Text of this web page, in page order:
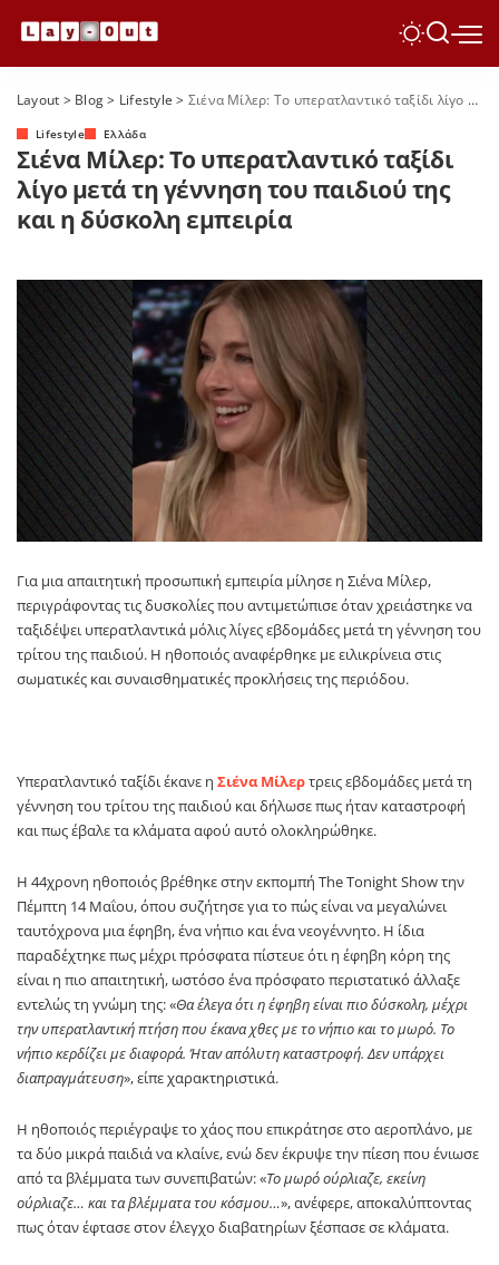
Layout > Blog> Lifestyle > Σιένα Μίλερ: Το υπερατλαντικό ταξίδι λίγο μετά τη γέννηση του παιδιού της και η δύσκολη εμπειρία
Lifestyle Ελλάδα
Σιένα Μίλερ: Το υπερατλαντικό ταξίδι
λίγο μετά τη γέννηση του παιδιού της
και η δύσκολη εμπειρία
Για μια απαιτητική προσωπική εμπειρία μίλησε η Σιένα Μίλερ,
περιγράφοντας τις δυσκολίες που αντιμετώπισε όταν χρειάστηκε να
ταξιδέψει υπερατλαντικά μόλις λίγες εβδομάδες μετά τη γέννηση του
τρίτου της παιδιού. Η ηθοποιός αναφέρθηκε με ειλικρίνεια στις
σωματικές και συναισθηματικές προκλήσεις της περιόδου.
Υπερατλαντικό ταξίδι έκανε η Σιένα Μίλερτρεις εβδομάδες μετά τη
γέννηση του τρίτου της παιδιού και δήλωσε πως ήταν καταστροφή
και πως έβαλε τα κλάματα αφού αυτό ολοκληρώθηκε.
Η 44χρονη ηθοποιός βρέθηκε στην εκπομπή The Tonight Show την
Πέμπτη 14 Μαΐου, όπου συζήτησε για το πώς είναι να μεγαλώνει
ταυτόχρονα μια έφηβη, ένα νήπιο και ένα νεογέννητο. Η ίδια
παραδέχτηκε πως μέχρι πρόσφατα πίστευε ότι η έφηβη κόρη της
είναι η πιο απαιτητική, ωστόσο ένα πρόσφατο περιστατικό άλλαξε
εντελώς τη γνώμη της: «Θα έλεγα ότι η έφηβη είναι πιο δύσκολη, μέχρι
την υπερατλαντική πτήση που έκανα χθες με το νήπιο και το μωρό. Το
νήπιο κερδίζει με διαφορά. Ήταν απόλυτη καταστροφή. Δεν υπάρχει
διαπραγμάτευση», είπε χαρακτηριστικά.
Η ηθοποιός περιέγραψε το χάος που επικράτησε στο αεροπλάνο, με
τα δύο μικρά παιδιά να κλαίνε, ενώ δεν έκρυψε την πίεση που ένιωσε
από τα βλέμματα των συνεπιβατών: «Το μωρό ούρλιαζε, εκείνη
ούρλιαζε… και τα βλέμματα του κόσμου…», ανέφερε, αποκαλύπτοντας
πως όταν έφτασε στον έλεγχο διαβατηρίων ξέσπασε σε κλάματα.